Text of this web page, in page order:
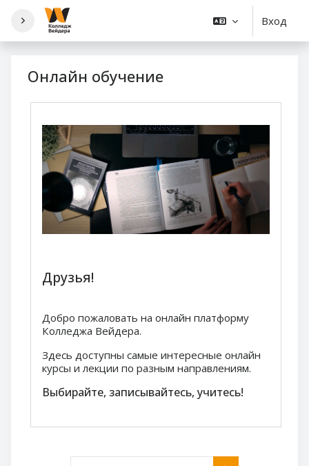
Перейти к основному содержанию
Вход
Онлайн обучение
Друзья!
Добро пожаловать на онлайн платформу
Колледжа Вейдера.
Здесь доступны самые интересные онлайн
курсы и лекции по разным направлениям.
Выбирайте, записывайтесь, учитесь!